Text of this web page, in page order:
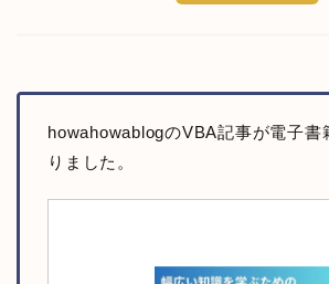
howahowablogのVBA記事が電子書
りました。